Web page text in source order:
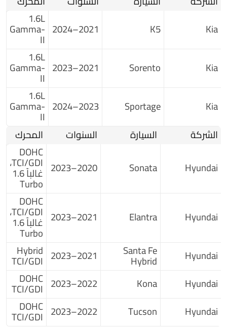
Kia
K5
2021–2024
1.6L
Gamma-
II
Kia
Sorento
2021–2023
1.6L
Gamma-
II
Kia
Sportage
2023–2024
1.6L
Gamma-
II
الشركة
السيارة السنوات
المحرك
Hyundai
Sonata
2020–2023
DOHC
TCI/GDI،
غالباً 1.6
Turbo
Hyundai
Elantra
2021–2023
DOHC
TCI/GDI،
غالباً 1.6
Turbo
Hyundai
Santa Fe
Hybrid
2021–2023
Hybrid
TCI/GDI
Hyundai
Kona
2022–2023
DOHC
TCI/GDI
Hyundai
Tucson
2022–2023
DOHC
TCI/GDI